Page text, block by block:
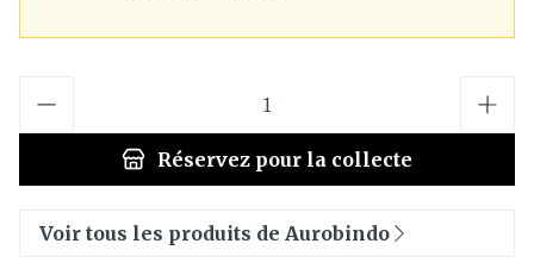
Réservez pour la collecte
Voir tous les produits de Aurobindo